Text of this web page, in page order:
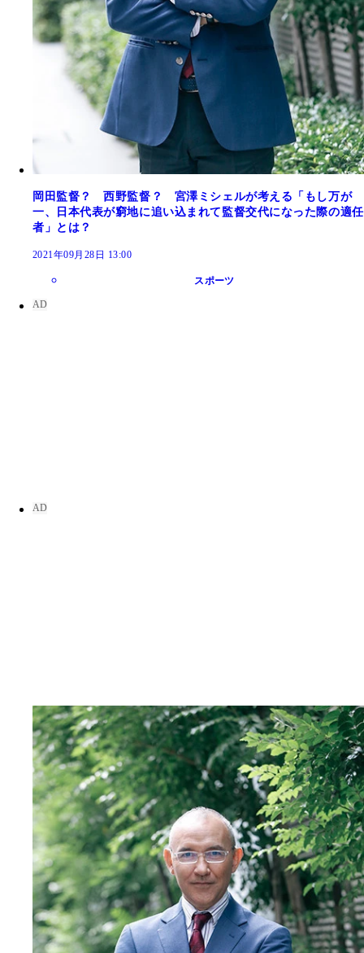
岡田監督？ 西野監督？ 宮澤ミシェルが考える「もし万が
一、日本代表が窮地に追い込まれて監督交代になった際の適任
者」とは？
2021年09月28日 13:00
スポーツ